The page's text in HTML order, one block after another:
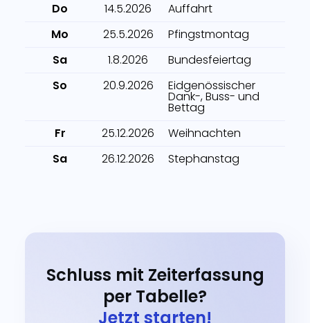
Do
14.5.2026
Auffahrt
Mo
25.5.2026
Pfingstmontag
Sa
1.8.2026
Bundesfeiertag
So
20.9.2026 Eidgenössischer
Dank-, Buss- und
Bettag
Fr
25.12.2026
Weihnachten
Sa
26.12.2026 Stephanstag
Schluss mit Zeiterfassung
per Tabelle?
Jetzt starten!